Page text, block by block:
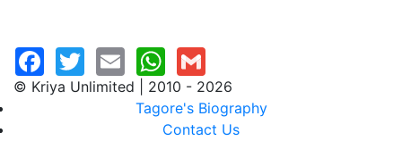
© Kriya Unlimited | 2010 - 2026
Tagore's Biography
Contact Us